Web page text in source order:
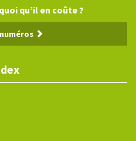
qu’il en coûte ?